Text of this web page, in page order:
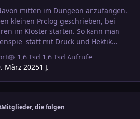
mitten im Dungeon anzufangen.
kleinen Prolog geschrieben, bei
im Kloster starten. So kann man
statt mit Druck und Hektik
ich poste es mal hier für den Fall,
inspirieren lassen möchte.
im Kloster Hintergrund: Das
ist bekannt für ein heiliges
ein kreisrunder Silberspiegel
mit einem Gewicht von 4,5
nach, dass er besonders ergebenen
1,6 Tsd Aufrufe
März 20251 J.
Mitglieder, die folgen